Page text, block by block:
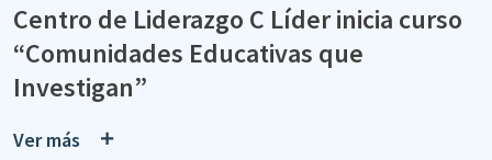
Centro de Liderazgo C Líder inicia curso
“Comunidades Educativas que
Investigan”
Ver más